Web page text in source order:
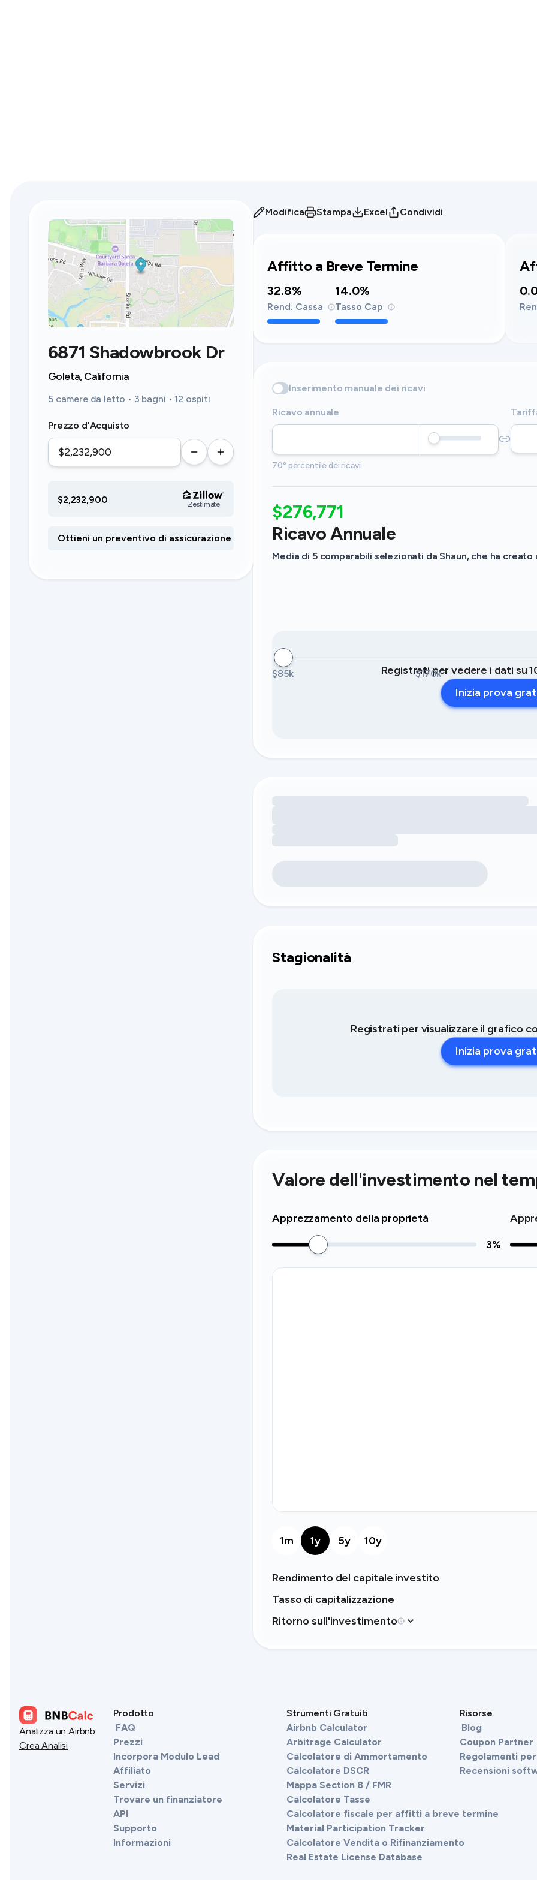
6871 Shadowbrook Dr
Goleta, California
5 camere da letto • 3 bagni • 12 ospiti
Prezzo d'Acquisto
$2,232,900 Zestimate
Modifica Stampa Excel Condividi
Affitto a Breve Termine
32.8%
Rend. Cassa
14.0%
Tasso Cap
Inserimento manuale dei ricavi
Ricavo annuale
70° percentile dei ricavi
$276,771
Ricavo Annuale
Media di 5 comparabili selezionati da Shaun, che ha creato
$85k $170k
Registrati per vedere i dati su
Inizia prova
Caricamento delle opportunità di ricavo legate ai servizi
Stagionalità
Registrati per visualizzare il grafico
Inizia prova
Valore dell'investimento nel
Apprezzamento della proprietà
3%
1m 1y 5y 10y
Rendimento del capitale investito
Tasso di capitalizzazione
Ritorno sull'investimento
Analizza un Airbnb
Crea Analisi
Prodotto
FAQ
Prezzi
Incorpora Modulo Lead
Affiliato
Servizi
Trovare un finanziatore
API
Supporto
Informazioni
Strumenti Gratuiti
Airbnb Calculator
Arbitrage Calculator
Calcolatore di Ammortamento
Calcolatore DSCR
Mappa Section 8 / FMR
Calcolatore Tasse
Calcolatore fiscale per affitti a breve termine
Material Participation Tracker
Calcolatore Vendita o Rifinanziamento
Real Estate License Database
Risorse
Blog
Coupon Partner
Regolamenti
Recensioni